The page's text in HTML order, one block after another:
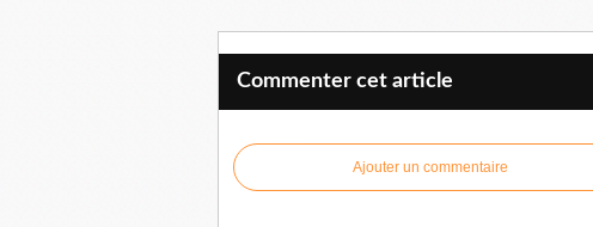
Commenter cet article
Ajouter un commentaire